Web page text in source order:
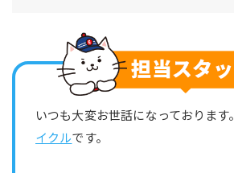
いつも大変お世話になっております。
イクルです。